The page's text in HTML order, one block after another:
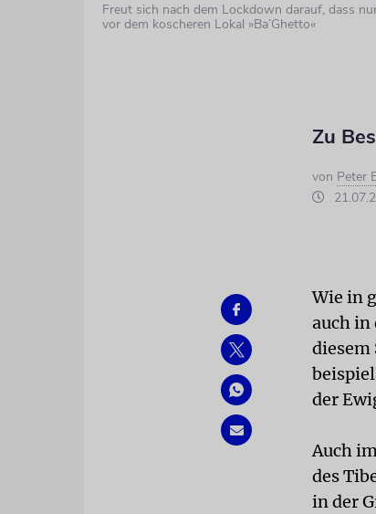
Freut sich nach dem Lockdown darauf, dass
vor dem koscheren Lokal »Ba’Ghetto«
Zu
von Peter
Wie in
auch in
diesem
der
Auch
des
in der